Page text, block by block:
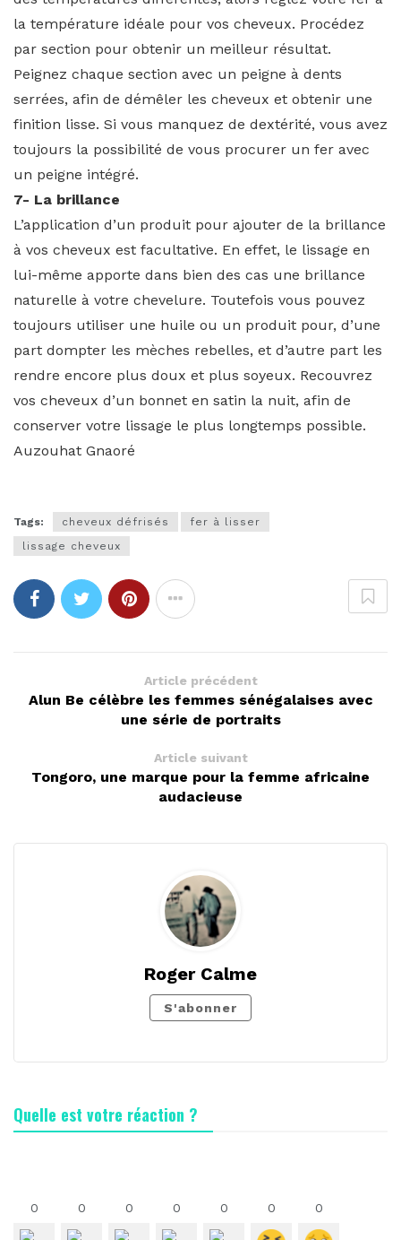
la température idéale pour vos cheveux. Procédez
par section pour obtenir un meilleur résultat.
Peignez chaque section avec un peigne à dents
serrées, afin de démêler les cheveux et obtenir une
finition lisse. Si vous manquez de dextérité, vous avez
toujours la possibilité de vous procurer un fer avec
un peigne intégré.
7- La brillance
L’application d’un produit pour ajouter de la brillance
à vos cheveux est facultative. En effet, le lissage en
lui-même apporte dans bien des cas une brillance
naturelle à votre chevelure. Toutefois vous pouvez
toujours utiliser une huile ou un produit pour, d’une
part dompter les mèches rebelles, et d’autre part les
rendre encore plus doux et plus soyeux. Recouvrez
vos cheveux d’un bonnet en satin la nuit, afin de
conserver votre lissage le plus longtemps possible.
Auzouhat Gnaoré
Tags: cheveux défrisés
fer à lisser
lissage cheveux
Article précédent
Alun Be célèbre les femmes sénégalaises avec
une série de portraits
Article suivant
Tongoro, une marque pour la femme africaine
audacieuse
Roger Calme
S'abonner
Quelle est votre réaction ?
0 0 0 0 0 0 0